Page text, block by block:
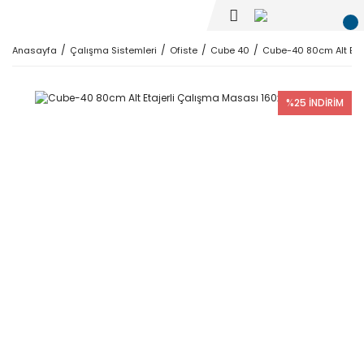
Anasayfa Çalışma Sistemleri Ofiste Cube 40 Cube-40 80cm Alt
%25 İNDİRİM